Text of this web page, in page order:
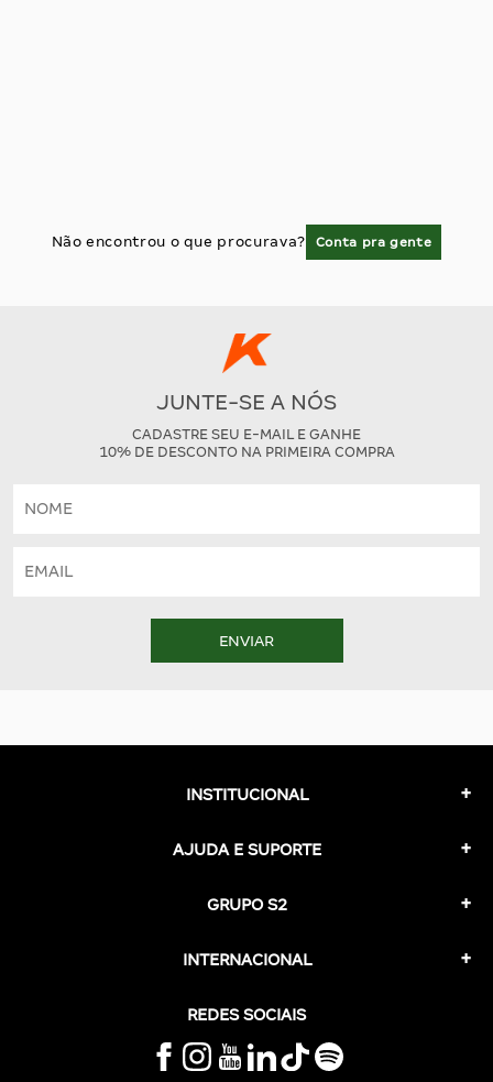
Não encontrou o que procurava? Conta pra gente
JUNTE-SE A NÓS
CADASTRE SEU E-MAIL E GANHE
10% DE DESCONTO NA PRIMEIRA COMPRA
ENVIAR
INSTITUCIONAL
AJUDA E SUPORTE
GRUPO S2
INTERNACIONAL
REDES SOCIAIS